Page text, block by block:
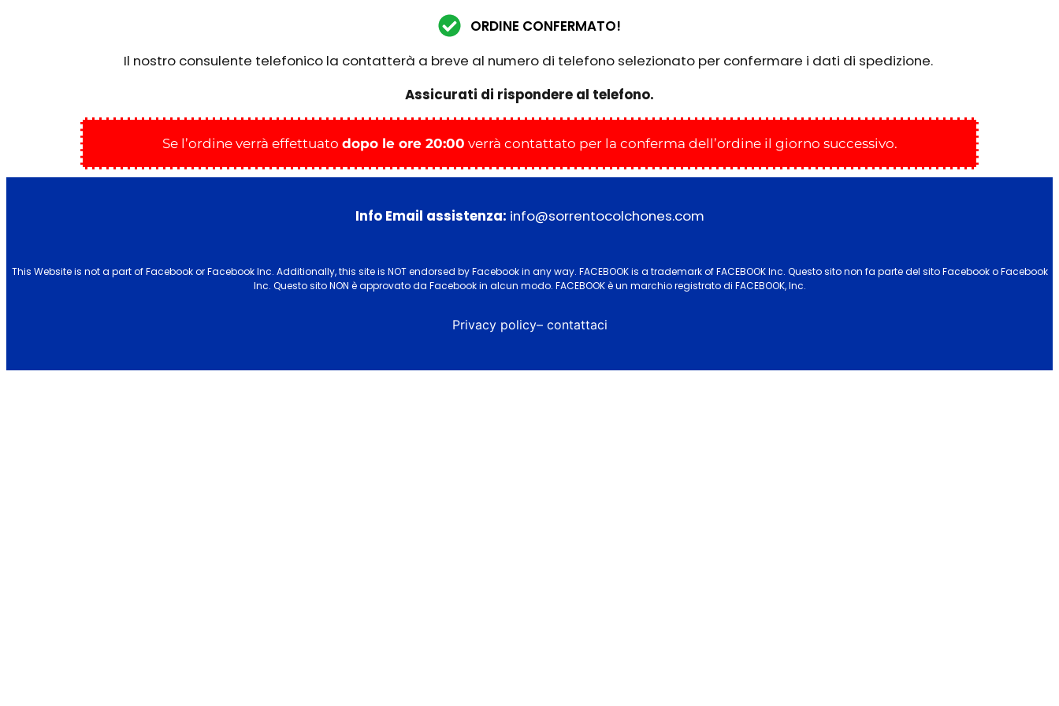
ORDINE CONFERMATO!
Il nostro consulente telefonico la contatterà a breve al numero di telefono selezionato per confermare i dati di spedizione.
Assicurati di rispondere al telefono.
Se l’ordine verrà effettuato dopo le ore 20:00 verrà contattato per la conferma dell’ordine il giorno successivo.
Info Email assistenza: info@sorrentocolchones.com
This Website is not a part of Facebook or Facebook Inc. Additionally, this site is NOT endorsed by Facebook in any way. FACEBOOK is a trademark of FACEBOOK Inc. Questo sito non fa parte del sito Facebook o Facebook
Inc. Questo sito NON è approvato da Facebook in alcun modo. FACEBOOK è un marchio registrato di FACEBOOK, Inc.
Privacy policy– contattaci